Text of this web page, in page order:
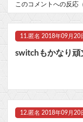
このコメントへの反応
11. 匿名 2018年09月20
switchもかなり頑
12. 匿名 2018年09月20